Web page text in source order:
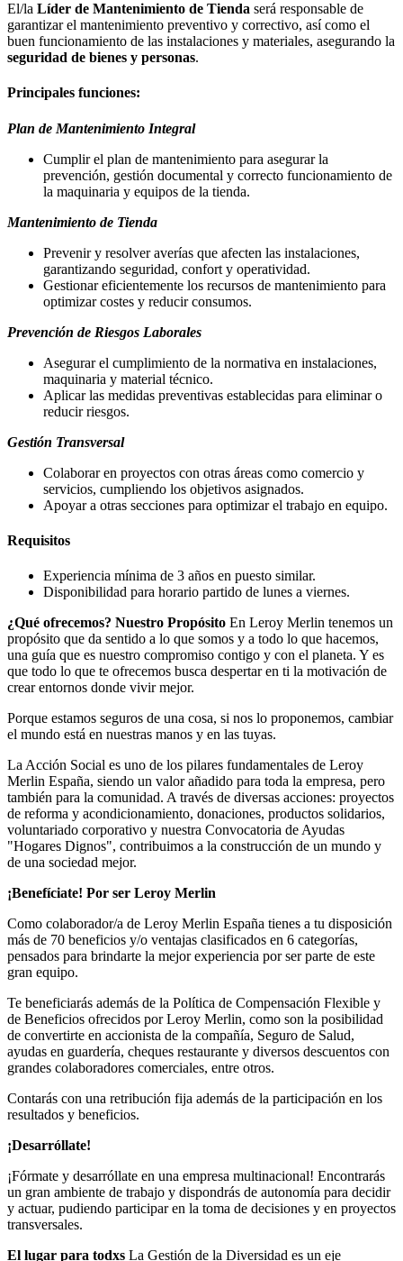
El/la Líder de Mantenimiento de Tienda será responsable de
garantizar el mantenimiento preventivo y correctivo, así como el
buen funcionamiento de las instalaciones y materiales, asegurando la
seguridad de bienes y personas.
Principales funciones:
Plan de Mantenimiento Integral
Cumplir el plan de mantenimiento para asegurar la
prevención, gestión documental y correcto funcionamiento de
la maquinaria y equipos de la tienda.
Mantenimiento de Tienda
Prevenir y resolver averías que afecten las instalaciones,
garantizando seguridad, confort y operatividad.
Gestionar eficientemente los recursos de mantenimiento para
optimizar costes y reducir consumos.
Prevención de Riesgos Laborales
Asegurar el cumplimiento de la normativa en instalaciones,
maquinaria y material técnico.
Aplicar las medidas preventivas establecidas para eliminar o
reducir riesgos.
Gestión Transversal
Colaborar en proyectos con otras áreas como comercio y
servicios, cumpliendo los objetivos asignados.
Apoyar a otras secciones para optimizar el trabajo en equipo.
Requisitos
Experiencia mínima de 3 años en puesto similar.
Disponibilidad para horario partido de lunes a viernes.
¿Qué ofrecemos? Nuestro Propósito En Leroy Merlin tenemos un
propósito que da sentido a lo que somos y a todo lo que hacemos,
una guía que es nuestro compromiso contigo y con el planeta. Y es
que todo lo que te ofrecemos busca despertar en ti la motivación de
crear entornos donde vivir mejor.
Porque estamos seguros de una cosa, si nos lo proponemos, cambiar
el mundo está en nuestras manos y en las tuyas.
La Acción Social es uno de los pilares fundamentales de Leroy
Merlin España, siendo un valor añadido para toda la empresa, pero
también para la comunidad. A través de diversas acciones: proyectos
de reforma y acondicionamiento, donaciones, productos solidarios,
voluntariado corporativo y nuestra Convocatoria de Ayudas
"Hogares Dignos", contribuimos a la construcción de un mundo y
de una sociedad mejor.
¡Benefíciate! Por ser Leroy Merlin
Como colaborador/a de Leroy Merlin España tienes a tu disposición
más de 70 beneficios y/o ventajas clasificados en 6 categorías,
pensados para brindarte la mejor experiencia por ser parte de este
gran equipo.
Te beneficiarás además de la Política de Compensación Flexible y
de Beneficios ofrecidos por Leroy Merlin, como son la posibilidad
de convertirte en accionista de la compañía, Seguro de Salud,
ayudas en guardería, cheques restaurante y diversos descuentos con
grandes colaboradores comerciales, entre otros.
Contarás con una retribución fija además de la participación en los
resultados y beneficios.
¡Desarróllate!
¡Fórmate y desarróllate en una empresa multinacional! Encontrarás
un gran ambiente de trabajo y dispondrás de autonomía para decidir
y actuar, pudiendo participar en la toma de decisiones y en proyectos
transversales.
El lugar para todxs La Gestión de la Diversidad es un eje